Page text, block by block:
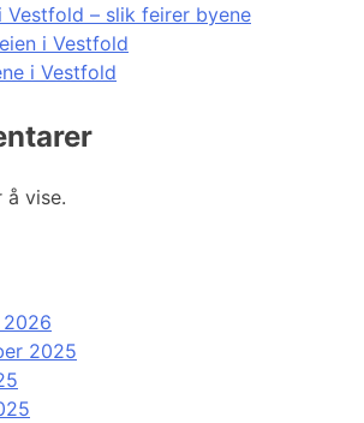
Vestfold – slik feirer byene
i Vestfold
i Vestfold
å vise.
2025